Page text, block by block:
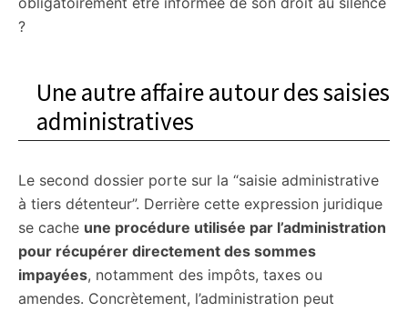
?
Une autre affaire autour des saisies
administratives
Le second dossier porte sur la “saisie administrative
à tiers détenteur”. Derrière cette expression juridique
se cache une procédure utilisée par l’administration
pour récupérer directement des sommes
impayées, notamment des impôts, taxes ou
amendes. Concrètement, l’administration peut